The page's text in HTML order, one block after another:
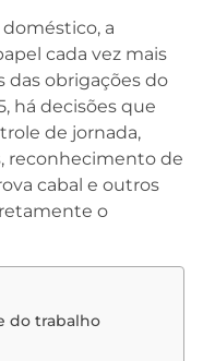
a
cada vez mais
das obrigações do
há decisões que
de jornada,
reconhecimento de
cabal e outros
o
do trabalho